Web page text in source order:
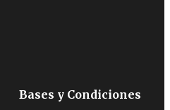
Bases y Condiciones